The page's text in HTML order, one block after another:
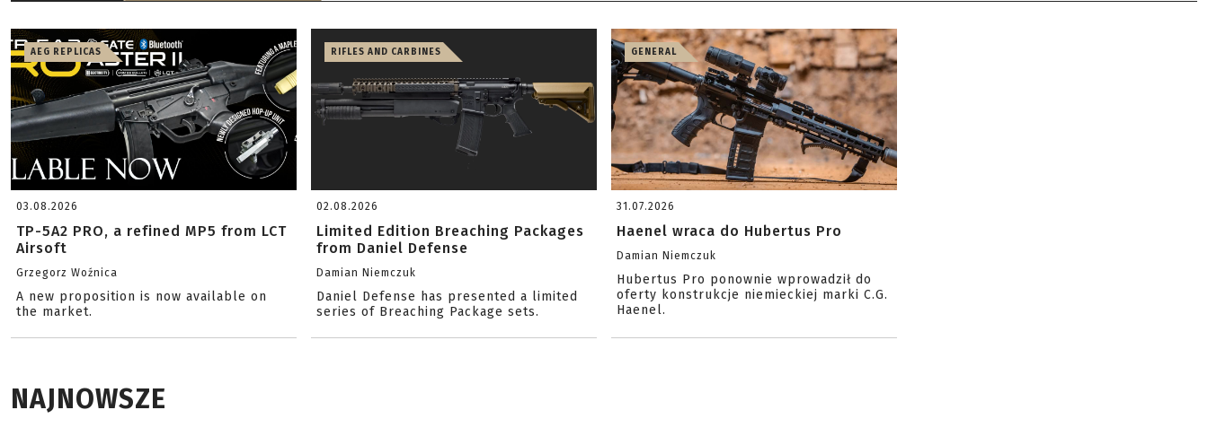
AEG REPLICAS
03.08.2026
TP-5A2 PRO, a refined MP5 from LCT
Airsoft
Grzegorz Woźnica
A new proposition is now available on
the market.
RIFLES AND CARBINES
02.08.2026
Limited Edition Breaching Packages
from Daniel Defense
Damian Niemczuk
Daniel Defense has presented a limited
series of Breaching Package sets.
GENERAL
31.07.2026
Haenel wraca do Hubertus Pro
Damian Niemczuk
Hubertus Pro ponownie wprowadził do
oferty konstrukcje niemieckiej marki C.G.
Haenel.
NAJNOWSZE